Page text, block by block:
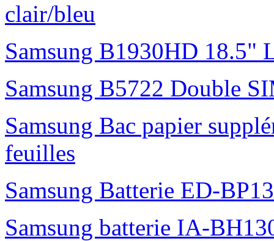
clair/bleu
Samsung B1930HD 18.5"
Samsung B5722 Double
Samsung Bac papier
feuilles
Samsung Batterie ED-
Samsung batterie IA-